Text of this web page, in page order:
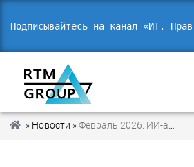
Подписывайтесь на канал «ИТ.
» Новости »